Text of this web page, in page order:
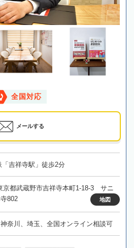
全国対応
メールする
吉祥寺駅」徒歩2分
京都武蔵野市吉祥寺本町1-18-3 サニ
802
地図
奈川、埼玉、全国オンライン相談可